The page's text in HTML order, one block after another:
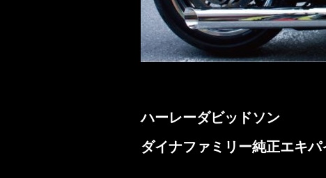
ハーレーダビッドソン
ダイナファミリー純正エキパ